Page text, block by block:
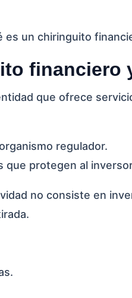
un chiringuito
financiero
que ofrece
regulador.
que protegen al
no consiste en